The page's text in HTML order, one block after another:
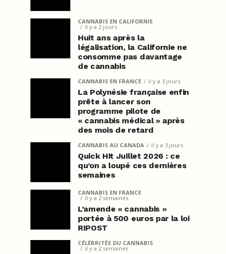
CANNABIS EN CALIFORNIE
il y a 2 jours
Huit ans après la
légalisation, la Californie ne
consomme pas davantage
de cannabis
CANNABIS EN FRANCE il y a 3 jours
La Polynésie française enfin
prête à lancer son
programme pilote de
« cannabis médical » après
des mois de retard
CANNABIS AU CANADA il y a 3 jours
Quick Hit Juillet 2026 : ce
qu’on a loupé ces dernières
semaines
CANNABIS EN FRANCE
il y a 2 semaines
L’amende « cannabis »
portée à 500 euros par la loi
RIPOST
CÉLÉBRITÉS DU CANNABIS
il y a 2 semaines